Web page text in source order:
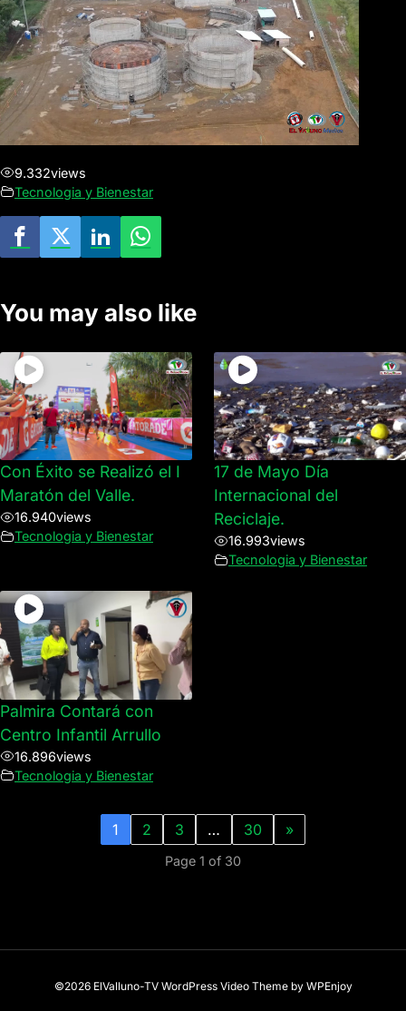
9.332views
Tecnologia y Bienestar
You may also like
Con Éxito se Realizó el I
Maratón del Valle.
16.940views
Tecnologia y Bienestar
17 de Mayo Día
Internacional del
Reciclaje.
16.993views
Tecnologia y Bienestar
Palmira Contará con
Centro Infantil Arrullo
16.896views
Tecnologia y Bienestar
1 2 3 … 30 »
Page 1 of 30
©2026 ElValluno-TV WordPress Video Themeby WPEnjoy